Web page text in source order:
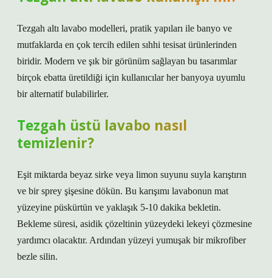
Tezgah altı lavabo modelleri, pratik yapıları ile banyo ve
mutfaklarda en çok tercih edilen sıhhi tesisat ürünlerinden
biridir. Modern ve şık bir görünüm sağlayan bu tasarımlar
birçok ebatta üretildiği için kullanıcılar her banyoya uyumlu
bir alternatif bulabilirler.
Tezgah üstü lavabo nasıl
temizlenir?
Eşit miktarda beyaz sirke veya limon suyunu suyla karıştırın
ve bir sprey şişesine dökün. Bu karışımı lavabonun mat
yüzeyine püskürtün ve yaklaşık 5-10 dakika bekletin.
Bekleme süresi, asidik çözeltinin yüzeydeki lekeyi çözmesine
yardımcı olacaktır. Ardından yüzeyi yumuşak bir mikrofiber
bezle silin.